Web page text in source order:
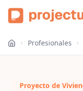
Profesionales
Proyecto de